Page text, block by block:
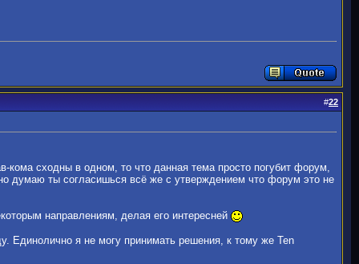
#22
сходны в одном, то что данная тема просто погубит форум,
думаю ты согласишься всё же с утверждением что форум это не
направлениям, делая его интересней
Единолично я не могу принимать решения, к тому же Ten